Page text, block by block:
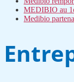
MEDIBIO au
Medibio